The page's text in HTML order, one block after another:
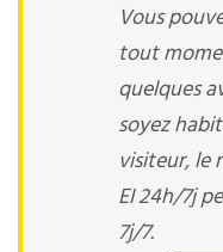
Vous
tout
quelques
soyez
visiteur, le
EI 24h/7j
7j/7.